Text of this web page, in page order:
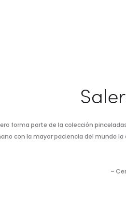
forma parte de la colección
con la mayor paciencia del mundo
–